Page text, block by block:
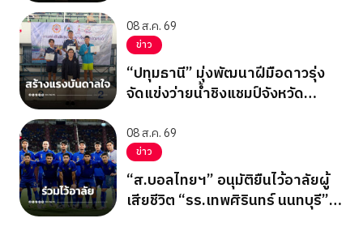
08 ส.ค. 69
ข่าว
“ปทุมธานี” มุ่งพัฒนาฝีมือดาวรุ่ง
จัดแข่งว่ายน้ำชิงแชมป์จังหวัด
08 ส.ค. 69
ข่าว
“ส.บอลไทยฯ” อนุมัติยืนไว้อาลัยผู้
เสียชีวิต “รร.เทพศิรินทร์ นนทบุรี”